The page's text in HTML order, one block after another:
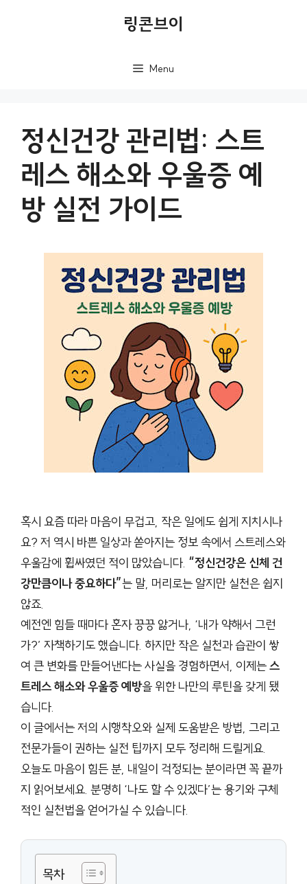
링콘브이
Menu
정신건강 관리법: 스트
레스 해소와 우울증 예
방 실전 가이드
혹시 요즘 따라 마음이 무겁고, 작은 일에도 쉽게 지치시나
요? 저 역시 바쁜 일상과 쏟아지는 정보 속에서 스트레스와
우울감에 휩싸였던 적이 많았습니다. “정신건강은 신체 건
강만큼이나 중요하다”는 말, 머리로는 알지만 실천은 쉽지
않죠.
예전엔 힘들 때마다 혼자 끙끙 앓거나, ‘내가 약해서 그런
가?’ 자책하기도 했습니다. 하지만 작은 실천과 습관이 쌓
여 큰 변화를 만들어낸다는 사실을 경험하면서, 이제는스
트레스 해소와 우울증 예방을 위한 나만의 루틴을 갖게 됐
습니다.
이 글에서는 저의 시행착오와 실제 도움받은 방법, 그리고
전문가들이 권하는 실전 팁까지 모두 정리해 드릴게요.
오늘도 마음이 힘든 분, 내일이 걱정되는 분이라면 꼭 끝까
지 읽어보세요. 분명히 ‘나도 할 수 있겠다’는 용기와 구체
적인 실천법을 얻어가실 수 있습니다.
목차